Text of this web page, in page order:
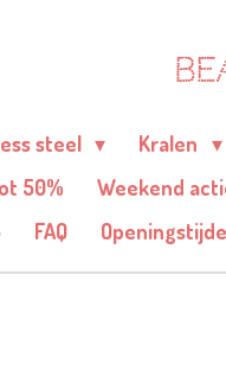
steel Kralen
50% Weekend
FAQ